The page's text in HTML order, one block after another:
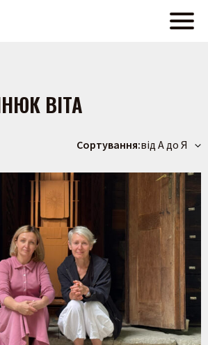
ВІТА
Сортування:від А до Я